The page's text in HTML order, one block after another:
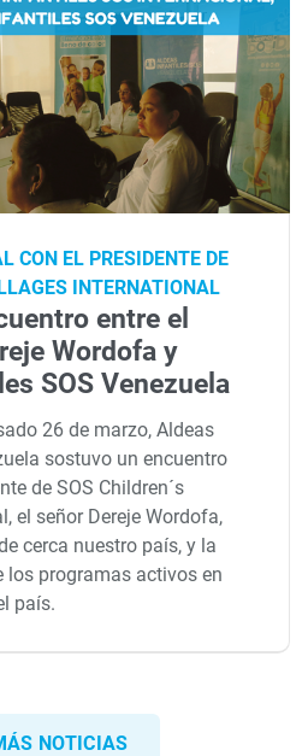
CON EL PRESIDENTE DE
INTERNATIONAL
entre el
Wordofa y
SOS Venezuela
26 de marzo, Aldeas
sostuvo un encuentro
de SOS Children´s
el señor Dereje Wordofa,
cerca nuestro país, y la
los programas activos en
país.
NOTICIAS